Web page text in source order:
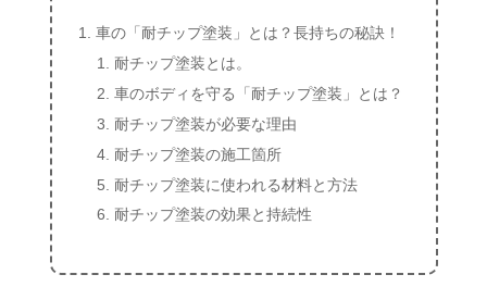
車の「耐チップ塗装」とは？長持ちの秘訣！
耐チップ塗装とは。
車のボディを守る「耐チップ塗装」とは？
耐チップ塗装が必要な理由
耐チップ塗装の施工箇所
耐チップ塗装に使われる材料と方法
耐チップ塗装の効果と持続性